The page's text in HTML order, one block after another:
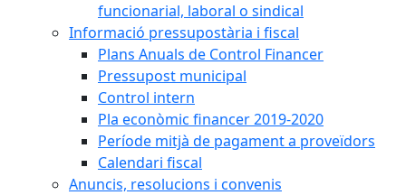
funcionarial, laboral o sindical
Informació pressupostària i fiscal
Plans Anuals de Control Financer
Pressupost municipal
Control intern
Pla econòmic financer 2019-2020
Període mitjà de pagament a proveïdors
Calendari fiscal
Anuncis, resolucions i convenis